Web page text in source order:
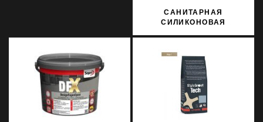
САНИТАРНАЯ
СИЛИКОНОВАЯ